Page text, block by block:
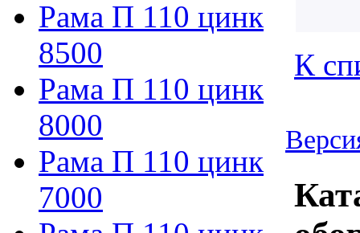
Рама П 110 цинк
8500
Рама П 110 цинк
8000
Рама П 110 цинк
7000
К